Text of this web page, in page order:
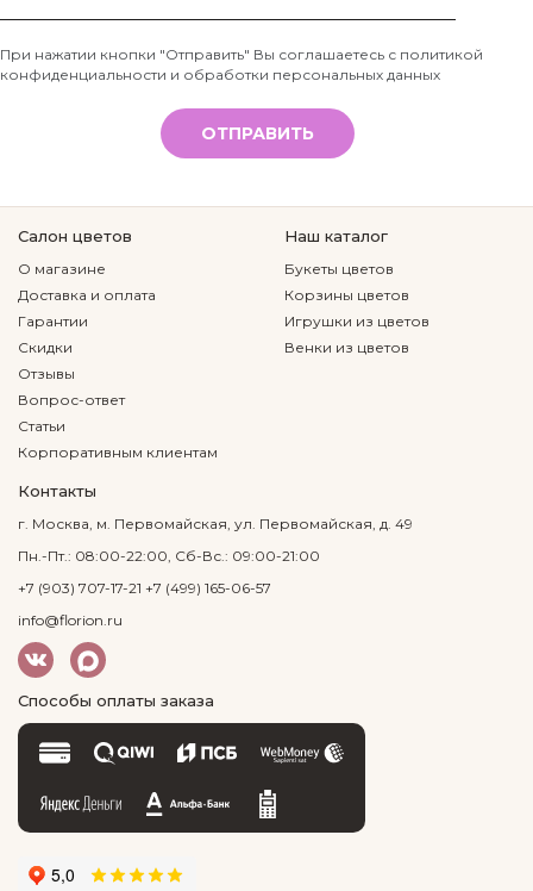
Телефон
*
При нажатии кнопки "Отправить" Вы соглашаетесь с политикой
конфиденциальности и обработки персональных данных
ОТПРАВИТЬ
Салон цветов
О магазине
Доставка и оплата
Гарантии
Скидки
Отзывы
Вопрос-ответ
Статьи
Корпоративным клиентам
Наш каталог
Букеты цветов
Корзины цветов
Игрушки из цветов
Венки из цветов
Контакты
г. Москва, м. Первомайская, ул. Первомайская, д. 49
Пн.-Пт.: 08:00-22:00, Сб-Вс.: 09:00-21:00
+7 (903) 707-17-21 +7 (499) 165-06-57
info@florion.ru
Способы оплаты заказа